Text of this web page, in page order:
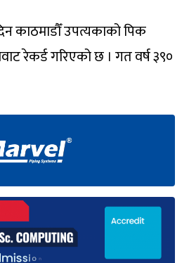
काठमाडौँउपत्यकाको पिक
रेकर्ड गरिएको छ । गत वर्ष ३९०